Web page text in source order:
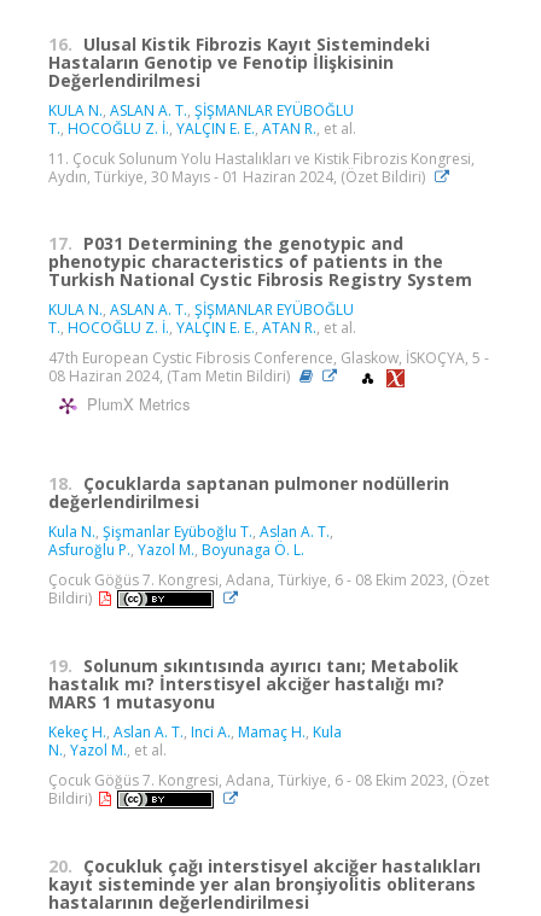
16. Ulusal Kistik Fibrozis Kayıt Sistemindeki
Hastaların Genotip ve Fenotip İlişkisinin
Değerlendirilmesi
KULA N., ASLAN A. T., ŞİŞMANLAR EYÜBOĞLU
T., HOCOĞLU Z. İ., YALÇIN E. E., ATAN R., et al.
11. Çocuk Solunum Yolu Hastalıkları ve Kistik Fibrozis Kongresi,
Aydın, Türkiye, 30 Mayıs - 01 Haziran 2024, (Özet Bildiri)
17. P031 Determining the genotypic and
phenotypic characteristics of patients in the
Turkish National Cystic Fibrosis Registry System
KULA N., ASLAN A. T., ŞİŞMANLAR EYÜBOĞLU
T., HOCOĞLU Z. İ., YALÇIN E. E., ATAN R., et al.
47th European Cystic Fibrosis Conference, Glaskow, İSKOÇYA, 5 -
08 Haziran 2024, (Tam Metin Bildiri)
PlumX Metrics
18. Çocuklarda saptanan pulmoner nodüllerin
değerlendirilmesi
Kula N., Şişmanlar Eyüboğlu T., Aslan A. T.,
Asfuroğlu P., Yazol M., Boyunaga Ö. L.
Çocuk Göğüs 7. Kongresi, Adana, Türkiye, 6 - 08 Ekim 2023, (Özet
Bildiri)
19. Solunum sıkıntısında ayırıcı tanı; Metabolik
hastalık mı? İnterstisyel akciğer hastalığı mı?
MARS 1 mutasyonu
Kekeç H., Aslan A. T., Inci A., Mamaç H., Kula
N., Yazol M., et al.
Çocuk Göğüs 7. Kongresi, Adana, Türkiye, 6 - 08 Ekim 2023, (Özet
Bildiri)
20. Çocukluk çağı interstisyel akciğer hastalıkları
kayıt sisteminde yer alan bronşiyolitis obliterans
hastalarının değerlendirilmesi